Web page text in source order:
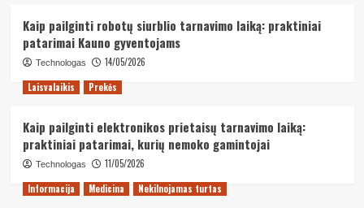
Kaip pailginti robotų siurblio tarnavimo laiką: praktiniai
patarimai Kauno gyventojams
Technologas
14/05/2026
Laisvalaikis
Prekės
Kaip pailginti elektronikos prietaisų tarnavimo laiką:
praktiniai patarimai, kurių nemoko gamintojai
Technologas
11/05/2026
Informacija
Medicina Nekilnojamas turtas